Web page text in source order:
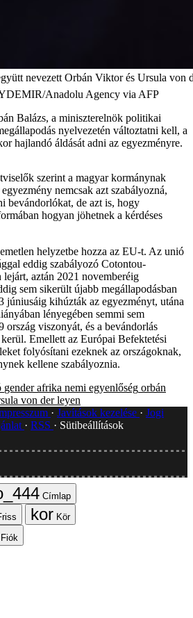
nevezett Orbán Viktor és Ursula
Anadolu Agency via AFP
Balázs, a miniszterelnök politikai
nyelvezetén változtatni kell, a
hajlandó áldását adni az egyezményre.
szerint a magyar kormánynak
nemcsak azt szabályozná,
bevándorlókat, de azt is, hogy
hogyan jöhetnek a kérdéses
helyzetbe hozza az EU-t. Az unió
eddig szabályozó Cotontou-
aztán 2021 novemberéig
sem sikerült újabb megállapodásban
júniusáig kihúzták az egyezményt, utána
lényegében semmi sem
ország viszonyát, és a bevándorlás
Emellett az Európai Befektetési
folyósítani ezeknek az országoknak,
kellene szabályoznia.
gender afrika nemi egyenlőség orbán
von der leyen
Javítások kezelése
Jogi
RSS
Sütibeállítások
Címlap
Kör
Fiók